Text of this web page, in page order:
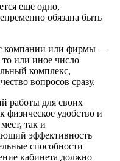
еще одно,
обязана быть
компании или фирмы —
то или иное число
комплекс,
вопросов сразу.
работы для своих
удобство и
так и
эффективность
способности
кабинета должно